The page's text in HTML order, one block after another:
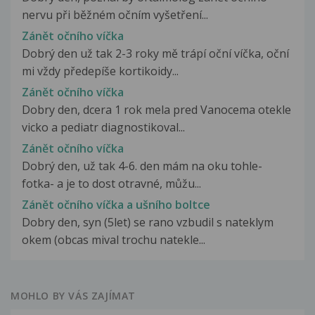
nervu při běžném očním vyšetření...
Zánět očního víčka
Dobrý den už tak 2-3 roky mě trápí oční víčka, oční
mi vždy předepíše kortikoidy...
Zánět očního víčka
Dobry den, dcera 1 rok mela pred Vanocema otekle
vicko a pediatr diagnostikoval...
Zánět očního víčka
Dobrý den, už tak 4-6. den mám na oku tohle-
fotka- a je to dost otravné, můžu...
Zánět očního víčka a ušního boltce
Dobry den, syn (5let) se rano vzbudil s nateklym
okem (obcas mival trochu natekle...
MOHLO BY VÁS ZAJÍMAT